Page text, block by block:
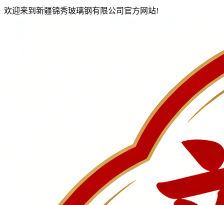
欢迎来到新疆锦秀玻璃钢有限公司官方网站!